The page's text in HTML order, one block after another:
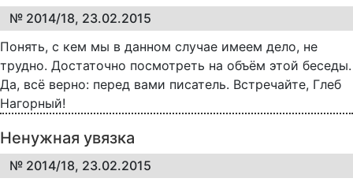
№ 2014/18, 23.02.2015
Понять, с кем мы в данном случае имеем дело, не
трудно. Достаточно посмотреть на объём этой беседы.
Да, всё верно: перед вами писатель. Встречайте, Глеб
Нагорный!
Ненужная увязка
№ 2014/18, 23.02.2015